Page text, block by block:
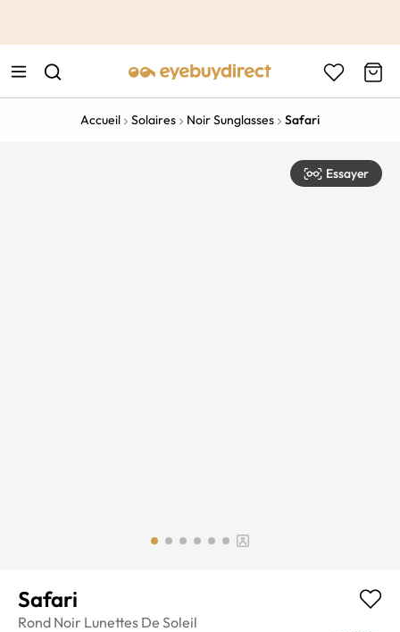
Accueil Solaires Noir Sunglasses Safari
Essayer
Safari
Rond Noir Lunettes De Soleil